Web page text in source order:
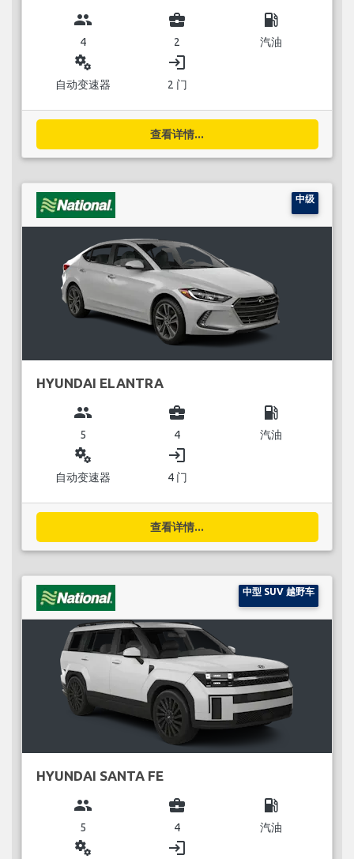
group
4
business_center
2
local_gas_station
汽油
miscellaneous_services
自动变速器
login
2 门
查看详情...
中级
HYUNDAI ELANTRA
group
5
business_center
4
local_gas_station
汽油
miscellaneous_services
自动变速器
login
4 门
查看详情...
中型 SUV 越野车
HYUNDAI SANTA FE
group
5
business_center
4
local_gas_station
汽油
miscellaneous_services login